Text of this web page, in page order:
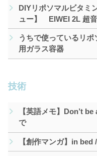
DIYリポソマルビタミ
ュー】 EIWEI 2L 超
うちで使っているリ
用ガラス容器
技術
【英語メモ】Don’t
で
【創作マンガ】in